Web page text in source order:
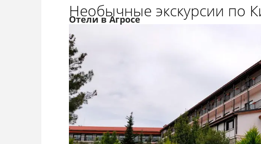
Необычные экскурсии по
Отели в Агросе